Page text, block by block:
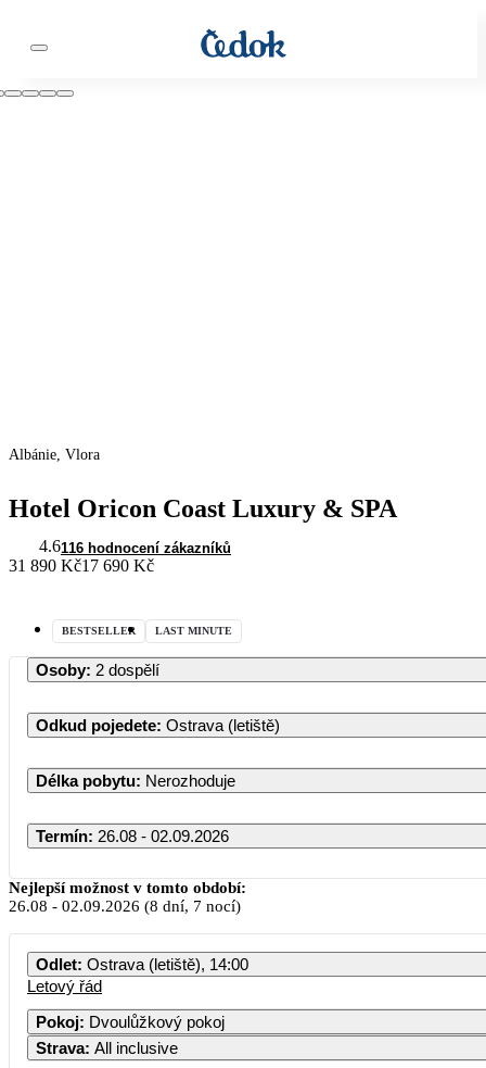
Albánie, Vlora
Hotel Oricon Coast Luxury & SPA
4.6116 hodnocení zákazníků
31 890 Kč17 690 Kč
BESTSELLER LAST MINUTE
Osoby: 2 dospělí
Odkud pojedete: Ostrava (letiště)
Délka pobytu: Nerozhoduje
Termín: 26.08 - 02.09.2026
Srpen 2026
PO ÚT ST ČT PÁ SO
Nejlepší možnost v tomto období:
26.08 - 02.09.2026 (8 dní, 7 nocí)
Odlet: Ostrava (letiště), 14:00
Letový řád
Pokoj: Dvoulůžkový pokoj
Strava: All inclusive